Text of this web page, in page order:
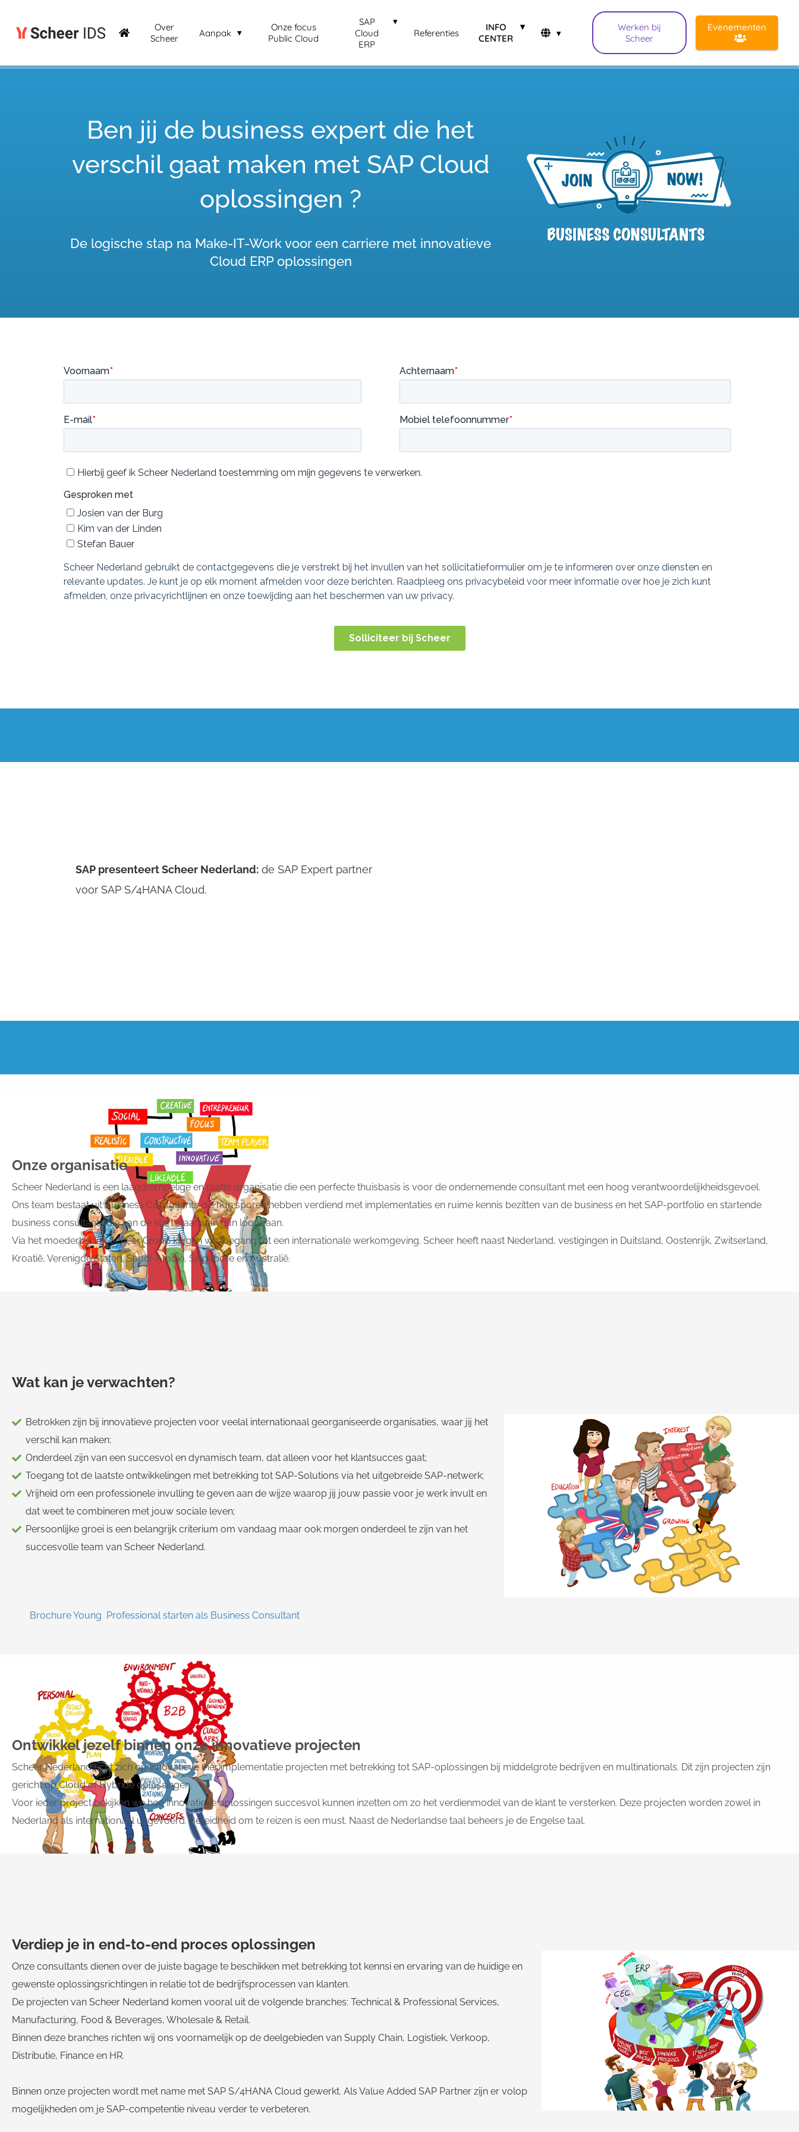
Over
Scheer
Aanpak
Onze focus
Public Cloud
SAP
Cloud
ERP
Referenties
INFO
CENTER
Werken bij
Scheer
Evenementen
Ben jij de business expert die het
verschil gaat maken met SAP Cloud
oplossingen ?
De logische stap na Make-IT-Work voor een carriere met innovatieve
Cloud ERP oplossingen
SAP presenteert Scheer Nederland: de SAP Expert partner
voor SAP S/4HANA Cloud.
Onze organisatie
Scheer Nederland is een laagdrempelige en platte organisatie die een perfecte thuisbasis is voor de ondernemende consultant met een hoog verantwoordelijkheidsgevoel.
Ons team bestaat uit Business Consultants die hun sporen hebben verdiend met implementaties en ruime kennis bezitten van de business en het SAP-portfolio en startende
business consultants die aan de start staan van hun loopbaan.
Via het moederbedrijf Scheer Group krijgen we toegang tot een internationale werkomgeving. Scheer heeft naast Nederland, vestigingen in Duitsland, Oostenrijk, Zwitserland,
Kroatië, Verenigde Staten, Saudi-Arabië, Singapore en Australië.
Wat kan je verwachten?
Betrokken zijn bij innovatieve projecten voor veelal internationaal georganiseerde organisaties, waar jij het
verschil kan maken;
Onderdeel zijn van een succesvol en dynamisch team, dat alleen voor het klantsucces gaat;
Toegang tot de laatste ontwikkelingen met betrekking tot SAP-Solutions via het uitgebreide SAP-netwerk;
Vrijheid om een professionele invulling te geven aan de wijze waarop jij jouw passie voor je werk invult en
dat weet te combineren met jouw sociale leven;
Persoonlijke groei is een belangrijk criterium om vandaag maar ook morgen onderdeel te zijn van het
succesvolle team van Scheer Nederland.
Brochure Young Professional starten als Business Consultant
Ontwikkel jezelf binnen onze innovatieve projecten
Scheer Nederland richt zich op innovatieve (her)implementatie projecten met betrekking tot SAP-oplossingen bij middelgrote bedrijven en multinationals. Dit zijn projecten zijn
gericht op Cloud of Hybride oplossingen.
Voor ieder project bekijken we hoe innovatieve oplossingen succesvol kunnen inzetten om zo het verdienmodel van de klant te versterken. Deze projecten worden zowel in
Nederland als internationaal uitgevoerd. Bereidheid om te reizen is een must. Naast de Nederlandse taal beheers je de Engelse taal.
Verdiep je in end-to-end proces oplossingen
Onze consultants dienen over de juiste bagage te beschikken met betrekking tot kennsi en ervaring van de huidige en
gewenste oplossingsrichtingen in relatie tot de bedrijfsprocessen van klanten.
De projecten van Scheer Nederland komen vooral uit de volgende branches: Technical & Professional Services,
Manufacturing, Food & Beverages, Wholesale & Retail.
Binnen deze branches richten wij ons voornamelijk op de deelgebieden van Supply Chain, Logistiek, Verkoop,
Distributie, Finance en HR.
Binnen onze projecten wordt met name met SAP S/4HANA Cloud gewerkt. Als Value Added SAP Partner zijn er volop
mogelijkheden om je SAP-competentie niveau verder te verbeteren.